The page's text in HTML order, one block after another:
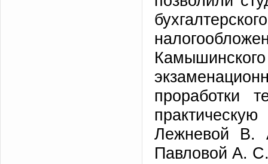
проработки
Лежневой В.
Павловой А.